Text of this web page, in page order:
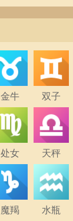
金牛 双子
处女 天秤
魔羯 水瓶